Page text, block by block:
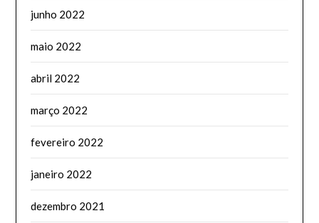
junho 2022
maio 2022
abril 2022
março 2022
fevereiro 2022
janeiro 2022
dezembro 2021